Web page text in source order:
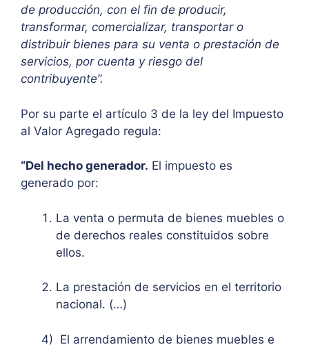
de producción, con el fin de producir,
transformar, comercializar, transportar o
distribuir bienes para su venta o prestación de
servicios, por cuenta y riesgo del
contribuyente”.
Por su parte el artículo 3 de la ley del Impuesto
al Valor Agregado regula:
“Del hecho generador. El impuesto es
generado por:
La venta o permuta de bienes muebles o
de derechos reales constituidos sobre
ellos.
La prestación de servicios en el territorio
nacional. (…)
4) El arrendamiento de bienes muebles e